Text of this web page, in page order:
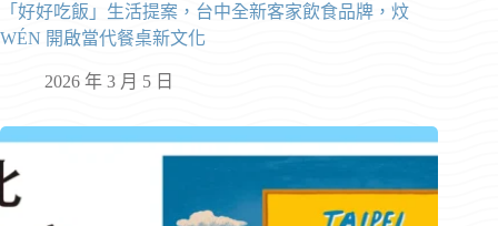
「好好吃飯」生活提案，台中全新客家飲食品牌，炆
WÉN 開啟當代餐桌新文化
2026 年 3 月 5 日